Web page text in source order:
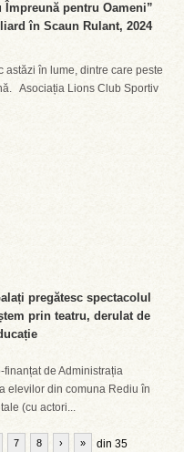
pentru Oameni”
în Scaun Rulant, 2024
în lume, dintre care peste
Asociația Lions Club Sportiv
pregătesc spectacolul
prin teatru, derulat de
de Administrația
elevilor din comuna Rediu în
(cu actori...
7 8 din 35
› »